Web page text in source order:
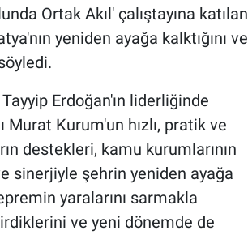
Ortak Akıl' çalıştayına katılan
yeniden ayağa kalktığını ve
Erdoğan'ın liderliğinde
Kurum'un hızlı, pratik ve
destekleri, kamu kurumlarının
sinerjiyle şehrin yeniden ayağa
yaralarını sarmakla
ve yeni dönemde de